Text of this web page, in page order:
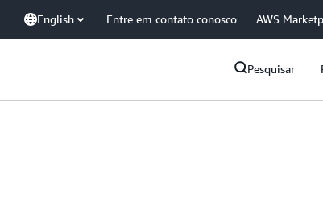
English Entre em contato conosco AWS
Pesquisar